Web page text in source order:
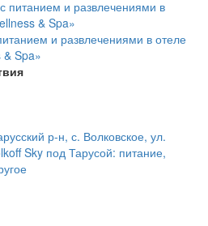
и развлечениями в отеле
Spa»
Sky под Тарусой: питание,